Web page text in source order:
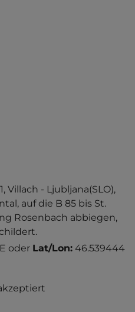
Villach - Ljubljana(SLO),
auf die B 85 bis St.
Rosenbach abbiegen,
oder Lat/Lon: 46.539444